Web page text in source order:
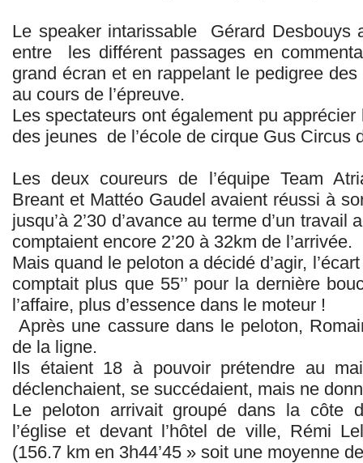
Le speaker intarissable Gérard Desbouys
entre les différent passages en
grand écran et en rappelant le pedigree
au cours de l’épreuve.
Les spectateurs ont également pu
des jeunes de l’école de cirque Gus Circus
Les deux coureurs de l’équipe Team
Breant et Mattéo Gaudel avaient réussi à
jusqu’à 2’30 d’avance au terme d’un
comptaient encore 2’20 à 32km de l’arrivée.
Mais quand le peloton a décidé d’agir,
comptait plus que 55’’ pour la dernière
l’affaire, plus d’essence dans le moteur !
Après une cassure dans le peloton,
de la ligne.
Ils étaient 18 à pouvoir prétendre au
déclenchaient, se succédaient, mais ne
Le peloton arrivait groupé dans la côte
l’église et devant l’hôtel de ville, Rémi
(156.7 km en 3h44’45 » soit une moyenne